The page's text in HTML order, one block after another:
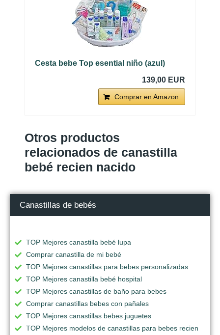
Cesta bebe Top esential niño (azul)
139,00 EUR
Comprar en Amazon
Otros productos
relacionados de canastilla
bebé recien nacido
Canastillas de bebés
TOP Mejores canastilla bebé lupa
Comprar canastilla de mi bebé
TOP Mejores canastillas para bebes personalizadas
TOP Mejores canastilla bebé hospital
TOP Mejores canastillas de baño para bebes
Comprar canastillas bebes con pañales
TOP Mejores canastillas bebes juguetes
TOP Mejores modelos de canastillas para bebes recien